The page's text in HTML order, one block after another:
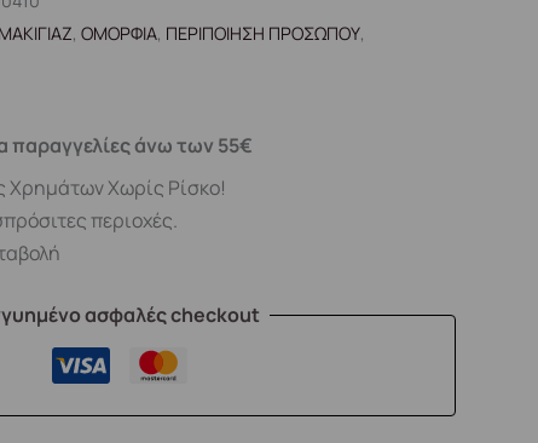
,ΟΜΟΡΦΙΑ, ΠΕΡΙΠΟΙΗΣΗ ΠΡΟΣΩΠΟΥ,
παραγγελίες άνω των 55€
Χρημάτων Χωρίς Ρίσκο!
περιοχές.
ασφαλές checkout